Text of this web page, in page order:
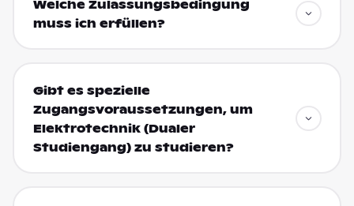
Welche Zulassungsbedingung
muss ich erfüllen?
Gibt es spezielle
Zugangsvoraussetzungen, um
Elektrotechnik (Dualer
Studiengang) zu studieren?